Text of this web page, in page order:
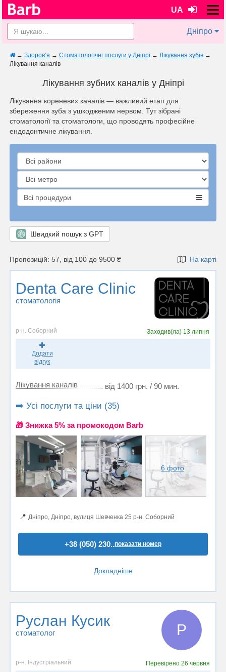
UA
Дніпро
→ Здоров’я → Стоматологічні послуги у Дніпрі → Лікування зубів →
Лікування каналів
Лікування зубних каналів у Дніпрі
Лікування кореневих каналів — важливий етап для
збереження зуба з ушкодженим нервом. Тут зібрані
стоматології та стоматологи, що проводять професійне
ендодонтичне лікування.
Всі процедури
Швидкий пошук з GPT
Пропозицій: 57, від 100 до 9500 ₴ На карті
Denta Care Clinic
стоматологія
р-н. Соборний Заходив(ла) 13 липня
Додати
відгук
Лікування каналів від 1400 грн. / 90 мин.
➡️ Усі послуги та ціни (35)
🎁 Знижка 5% за промокодом Barb
6 фото
📍 Дніпро, Дніпро, вулиця Шевченка 25 р-н. Соборний
+38 (050) 230..показати номер
Докладніше
Руслан Кусик
стоматолог Р
р-н. Індустріальний Перевірено26 червня